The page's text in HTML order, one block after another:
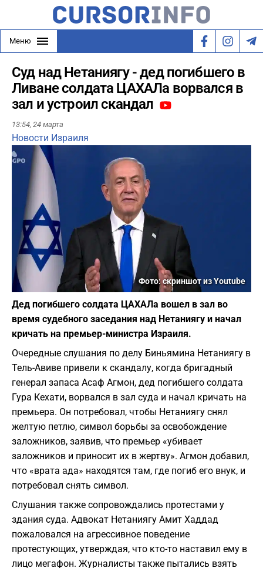
Меню
Суд над Нетаниягу - дед погибшего в
Ливане солдата ЦАХАЛа ворвался в
зал и устроил скандал
13:54, 24 марта
Новости Израиля
Фото: скриншот из Youtube
Дед погибшего солдата ЦАХАЛа вошел в зал во
время судебного заседания над Нетаниягу и начал
кричать на премьер-министра Израиля.
Очередные слушания по делу Биньямина Нетаниягу в
Тель-Авиве привели к скандалу, когда бригадный
генерал запаса Асаф Агмон, дед погибшего солдата
Гура Кехати, ворвался в зал суда и начал кричать на
премьера. Он потребовал, чтобы Нетаниягу снял
желтую петлю, символ борьбы за освобождение
заложников, заявив, что премьер «убивает
заложников и приносит их в жертву». Агмон добавил,
что «врата ада» находятся там, где погиб его внук, и
потребовал снять символ.
Слушания также сопровождались протестами у
здания суда. Адвокат Нетаниягу Амит Хаддад
пожаловался на агрессивное поведение
протестующих, утверждая, что кто-то наставил ему в
лицо мегафон. Журналисты также пытались взять